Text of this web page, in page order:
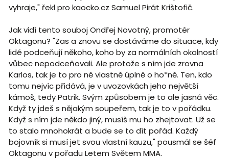
vyhraje," řekl pro kaocko.cz Samuel Pirát Krištofič.
Jak vidí tento souboj Ondřej Novotný, promotér
Oktagonu? "Zas a znovu se dostáváme do situace, kdy
lidé podceňují někoho, koho by za normálních okolností
vůbec nepodceňovali. Ale protože s ním jde zrovna
Karlos, tak je to pro ně vlastně úplně o ho*ně. Ten, kdo
tomu nejvíc přidává, je v uvozovkách jeho největší
kámoš, tedy Patrik. Svým způsobem je to ale jasná věc.
Když ty jdeš s nějakým soupeřem, tak je to v pořádku.
Když s ním jde někdo jiný, musíš mu ho zhejtovat. Už se
to stalo mnohokrát a bude se to dít pořád. Každý
bojovník si musí jet svou vlastní kauzu," pousmál se šéf
Oktagonu v pořadu Letem Světem MMA.